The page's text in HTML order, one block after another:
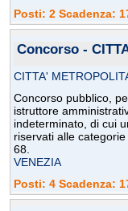
Posti: 2 Scadenza:
Concorso -
CITTA'
Concorso pubblico,
istruttore
indeterminato, di cui
riservati alle
68.
VENEZIA
Posti: 4 Scadenza: